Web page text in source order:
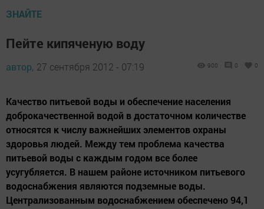
ЗНАЙТЕ
Пейте кипяченую воду
автор, 27 сентября 2012 - 07:19 900 0 0
Качество питьевой воды и обеспечение населения
доброкачественной водой в достаточном количестве
относятся к числу важнейших элементов охраны
здоровья людей. Между тем проблема качества
питьевой воды с каждым годом все более
усугубляется. В нашем районе источником питьевого
водоснабжения являются подземные воды.
Централизованным водоснабжением обеспечено 94,1